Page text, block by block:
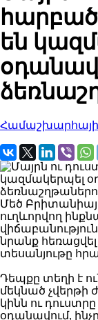
հարբած
են
Մեծ
ուղևորվող
նրանք
տեսանյութը
Դեպքը տեղի է
մեկնած
կինն ու
օդանավում,